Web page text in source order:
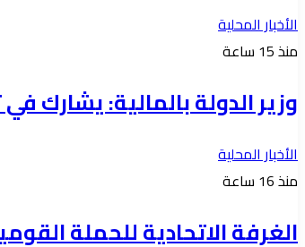
الأخبار المحلية
منذ 15 ساعة
وزير الدولة بالمالية: يشارك
الأخبار المحلية
منذ 16 ساعة
الغرفة الاتحادية للحملة